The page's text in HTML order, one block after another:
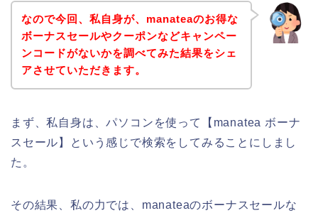
なので今回、私自身が、manateaのお得な
ボーナスセールやクーポンなどキャンペー
ンコードがないかを調べてみた結果をシェ
アさせていただきます。
まず、私自身は、パソコンを使って【manatea ボーナ
スセール】という感じで検索をしてみることにしまし
た。
その結果、私の力では、manateaのボーナスセールな